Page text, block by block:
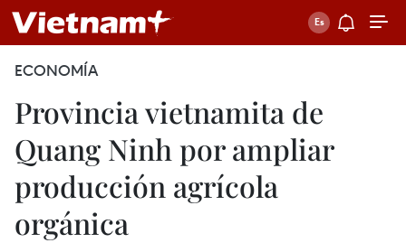
ECONOMÍA
Provincia vietnamita de
Quang Ninh por ampliar
producción agrícola
orgánica